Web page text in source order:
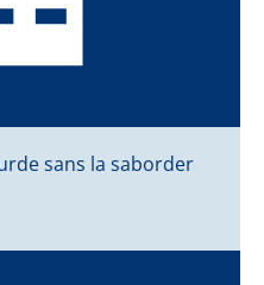
sans la saborder